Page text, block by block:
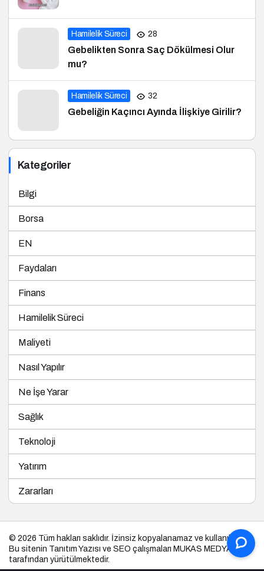
Hamilelik Süreci 28
Gebelikten Sonra Saç Dökülmesi Olur
mu?
Hamilelik Süreci 32
Gebeliğin Kaçıncı Ayında İlişkiye Girilir?
Kategoriler
Borsa
EN
Faydaları
Finans
Hamilelik Süreci
Maliyeti
Nasıl Yapılır
Ne İşe Yarar
Sağlık
Teknoloji
Yatırım
Zararları
Bu siteninTanıtım Yazısıve SEO çalışmalarıMUKAS MEDYA
tarafından yürütülmektedir.